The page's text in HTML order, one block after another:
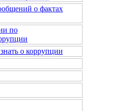
о фактах
по
о коррупции